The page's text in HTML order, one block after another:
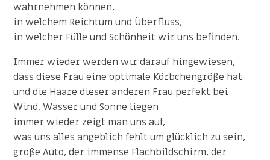
wahrnehmen können,
in welchem Reichtum und Überfluss,
in welcher Fülle und Schönheit wir uns befinden.
Immer wieder werden wir darauf hingewiesen,
dass diese Frau eine optimale Körbchengröße hat
und die Haare dieser anderen Frau perfekt bei
Wind, Wasser und Sonne liegen
immer wieder zeigt man uns auf,
was uns alles angeblich fehlt um glücklich zu sein,
große Auto, der immense Flachbildschirm, der